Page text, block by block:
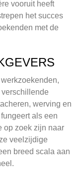
vooruit heeft
het succes
met de
werving en
als een
op zoek zijn naar
veelzijdige
breed scala aan